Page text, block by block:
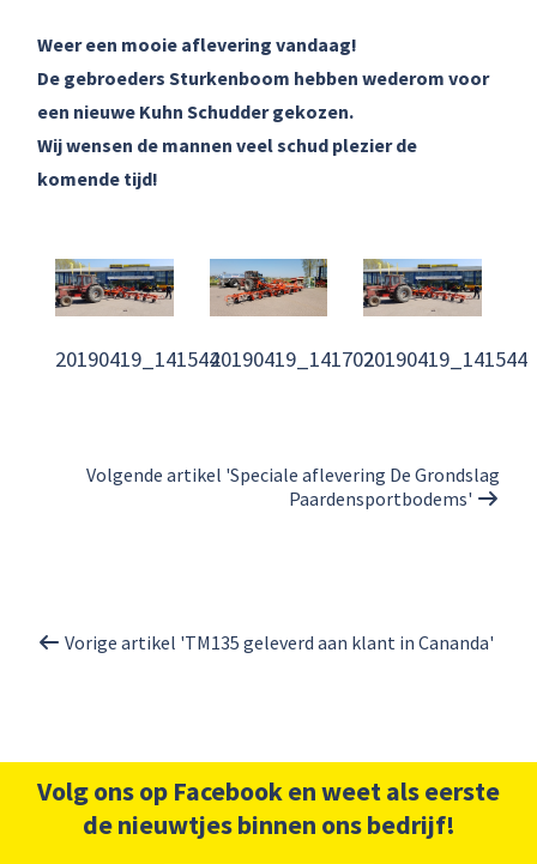
Weer een mooie aflevering vandaag!
De gebroeders Sturkenboom hebben wederom voor
een nieuwe Kuhn Schudder gekozen.
Wij wensen de mannen veel schud plezier de
komende tijd!
20190419_14154420190419_14170220190419_141544
Volgende artikel 'Speciale aflevering De Grondslag
Paardensportbodems'
Vorige artikel 'TM135 geleverd aan klant in Cananda'
Volg ons op Facebook en weet als eerste
de nieuwtjes binnen ons bedrijf!